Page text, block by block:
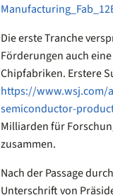
Die erste Tranche
Förderungen auch
Chipfabriken. Erstere
https://www.wsj.com/
semiconductor-
Milliarden für
zusammen.
Nach der Passage
Unterschrift von